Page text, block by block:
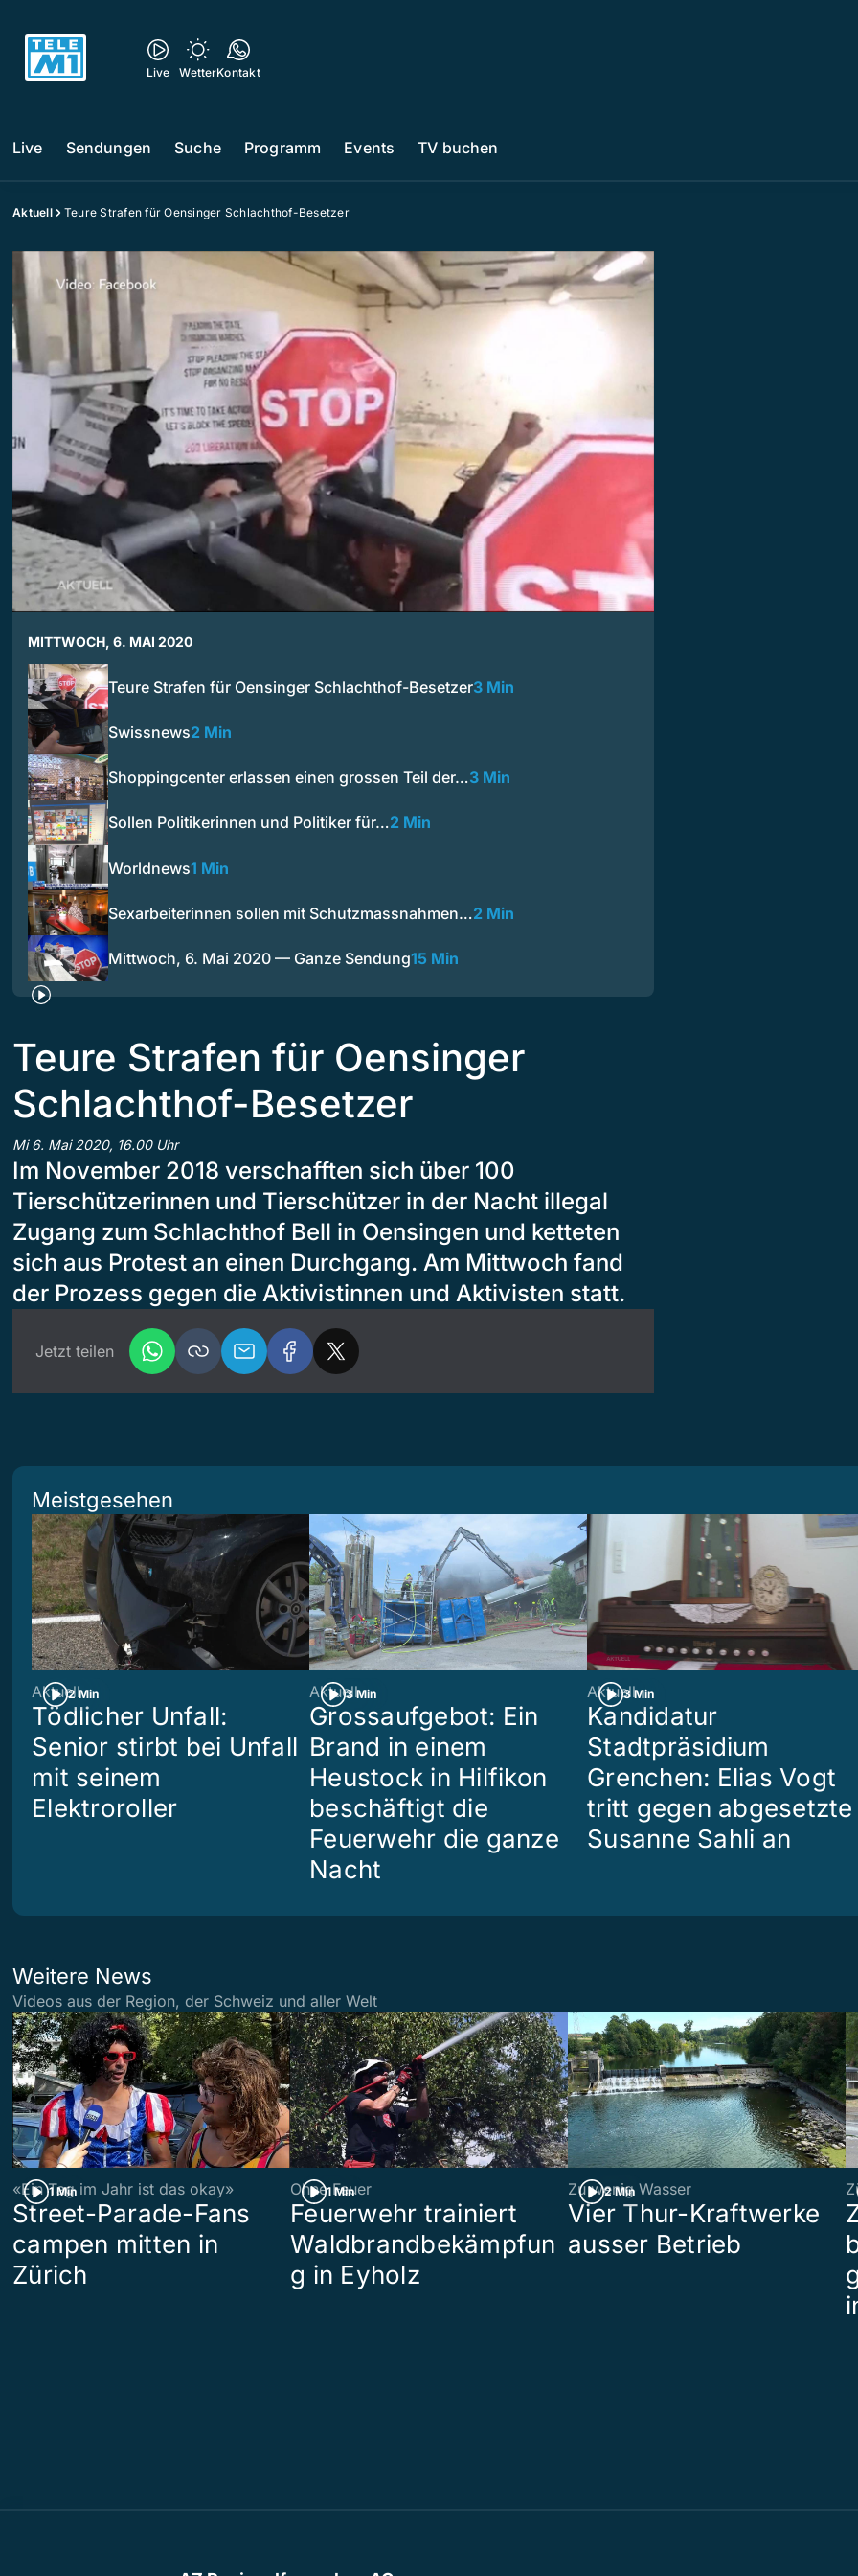
Live WetterKontakt
Live Sendungen Suche Programm Events TV buchen
Aktuell Teure Strafen für Oensinger Schlachthof-Besetzer
MITTWOCH, 6. MAI 2020
Teure Strafen für Oensinger Schlachthof-Besetzer3 Min
Swissnews2 Min
Shoppingcenter erlassen einen grossen Teil der…3 Min
Sollen Politikerinnen und Politiker für…2 Min
Worldnews1 Min
Sexarbeiterinnen sollen mit Schutzmassnahmen…2 Min
Mittwoch, 6. Mai 2020 — Ganze Sendung15 Min
Teure Strafen für Oensinger
Schlachthof-Besetzer
Mi 6. Mai 2020, 16.00 Uhr
Im November 2018 verschafften sich über 100
Tierschützerinnen und Tierschützer in der Nacht illegal
Zugang zum Schlachthof Bell in Oensingen und ketteten
sich aus Protest an einen Durchgang. Am Mittwoch fand
der Prozess gegen die Aktivistinnen und Aktivisten statt.
Jetzt teilen
Meistgesehen
2 Min
Aktuell
Tödlicher Unfall:
Senior stirbt bei Unfall
mit seinem
Elektroroller
3 Min
Aktuell
Grossaufgebot: Ein
Brand in einem
Heustock in Hilfikon
beschäftigt die
Feuerwehr die ganze
Nacht
3 Min
Aktuell
Kandidatur
Stadtpräsidium
Grenchen: Elias Vogt
tritt gegen abgesetzte
Susanne Sahli an
Weitere News
Videos aus der Region, der Schweiz und aller Welt
1 Min
«Ein Tag im Jahr ist das okay»
Street-Parade-Fans
campen mitten in
Zürich
1 Min
Ohne Feuer
Feuerwehr trainiert
Waldbrandbekämpfun
g in Eyholz
2 Min
Zu wenig Wasser
Vier Thur-Kraftwerke
ausser Betrieb